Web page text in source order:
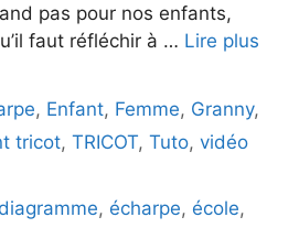
pas pour nos enfants,
faut réfléchir à … Lire plus
, Enfant, Femme, Granny,
tricot, TRICOT, Tuto, vidéo
diagramme, écharpe, école,